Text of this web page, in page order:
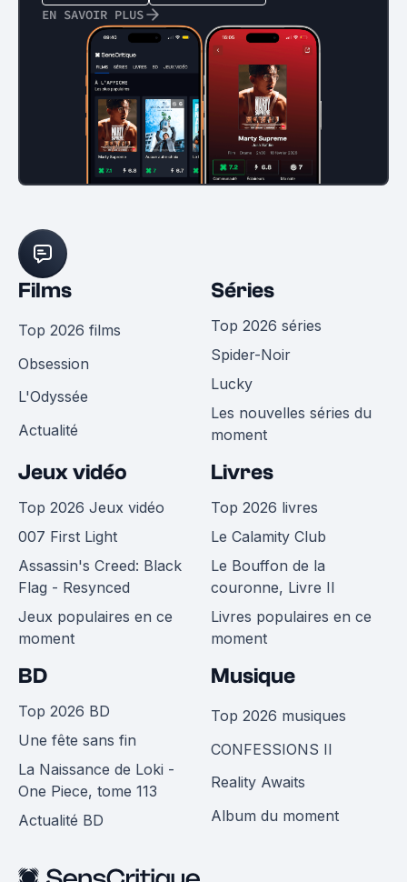
EN SAVOIR PLUS
Films
Top 2026 films
Obsession
L'Odyssée
Actualité
Séries
Top 2026 séries
Spider-Noir
Lucky
Les nouvelles séries du
moment
Jeux vidéo
Top 2026 Jeux vidéo
007 First Light
Assassin's Creed: Black
Flag - Resynced
Jeux populaires en ce
moment
Livres
Top 2026 livres
Le Calamity Club
Le Bouffon de la
couronne, Livre II
Livres populaires en ce
moment
BD
Top 2026 BD
Une fête sans fin
La Naissance de Loki -
One Piece, tome 113
Actualité BD
Musique
Top 2026 musiques
CONFESSIONS II
Reality Awaits
Album du moment